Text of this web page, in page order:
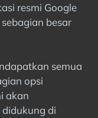
resmi Google
besar
semua
opsi
akan
di